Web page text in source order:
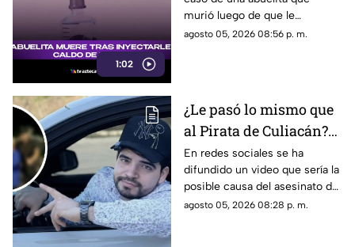
1:02
murió luego de que le
inyectaran caldo de pollo,
agosto 05, 2026 08:56 p. m.
¿Le pasó lo mismo que
al Pirata de Culiacán?
Revelan VIDEO que
podría ser la causa del
asesinato de César
Gastélum
En redes sociales se ha
difundido un video que sería la
posible causa del asesinato del
influencer César Gastélum,
agosto 05, 2026 08:28 p. m.